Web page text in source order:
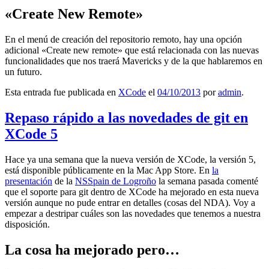
«Create New Remote»
En el menú de creación del repositorio remoto, hay una opción
adicional «Create new remote» que está relacionada con las nuevas
funcionalidades que nos traerá Mavericks y de la que hablaremos en
un futuro.
Esta entrada fue publicada en XCode el 04/10/2013 poradmin.
Repaso rápido a las novedades de git en
XCode 5
Hace ya una semana que la nueva versión de XCode, la versión 5,
está disponible públicamente en la Mac App Store. En la
presentación de la NSSpain de Logroño la semana pasada comenté
que el soporte para git dentro de XCode ha mejorado en esta nueva
versión aunque no pude entrar en detalles (cosas del NDA). Voy a
empezar a destripar cuáles son las novedades que tenemos a nuestra
disposición.
La cosa ha mejorado pero…